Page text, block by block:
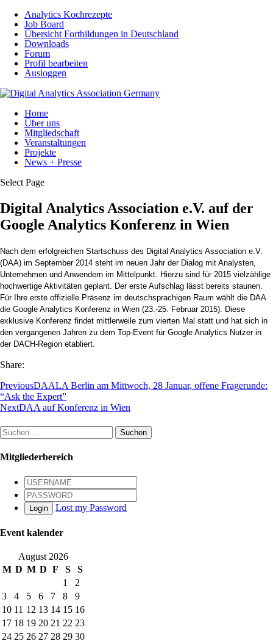
Analytics Kochrezepte
Job Board
Übersicht Fortbildungen in Deutschland
Downloads
Forum
Profil bearbeiten
Ausloggen
Home
Über uns
Mitgliedschaft
Veranstaltungen
Projekte
News + Presse
Select Page
Digital Analytics Association e.V. auf der
Google Analytics Konferenz in Wien
Nach dem erfolgreichen Startschuss des Digital Analytics Association e.V.
(DAA) im September 2014 steht im neuen Jahr der Dialog mit Analysten,
Unternehmen und Anwendern im Mittelpunkt. Hierzu sind für 2015 vielzählige
hochwertige Aktivitäten geplant. Der erste Aufschlag lässt bereits staunen.
Für Ihre erste offizielle Präsenz im deutschsprachigen Raum wählt die DAA
die Google Analytics Konferenz in Wien (23.-25. Februar 2015). Diese
exklusive Konferenz findet mittlerweile zum vierten Mal statt und hat sich in
den vergangenen Jahren zu dem Top-Event für Google Analytics Nutzer in
der DACH-Region etabliert.
Share:
PreviousDAALA Berlin am Mittwoch, 28 Januar, offene Fragerunde:
“Ask the Expert”
NextDAA auf Konferenz in Wien
Suchen
nach:
Mitgliederbereich
Login Lost my Password
Event kalender
August 2026
M D M D F S
S
1
2
3
4 5 6 7 8
9
10 11 12 13 14 15 16
17 18 19 20 21 22 23
24 25 26 27 28 29 30